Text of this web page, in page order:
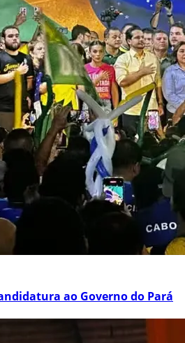
ao Governo do Pará